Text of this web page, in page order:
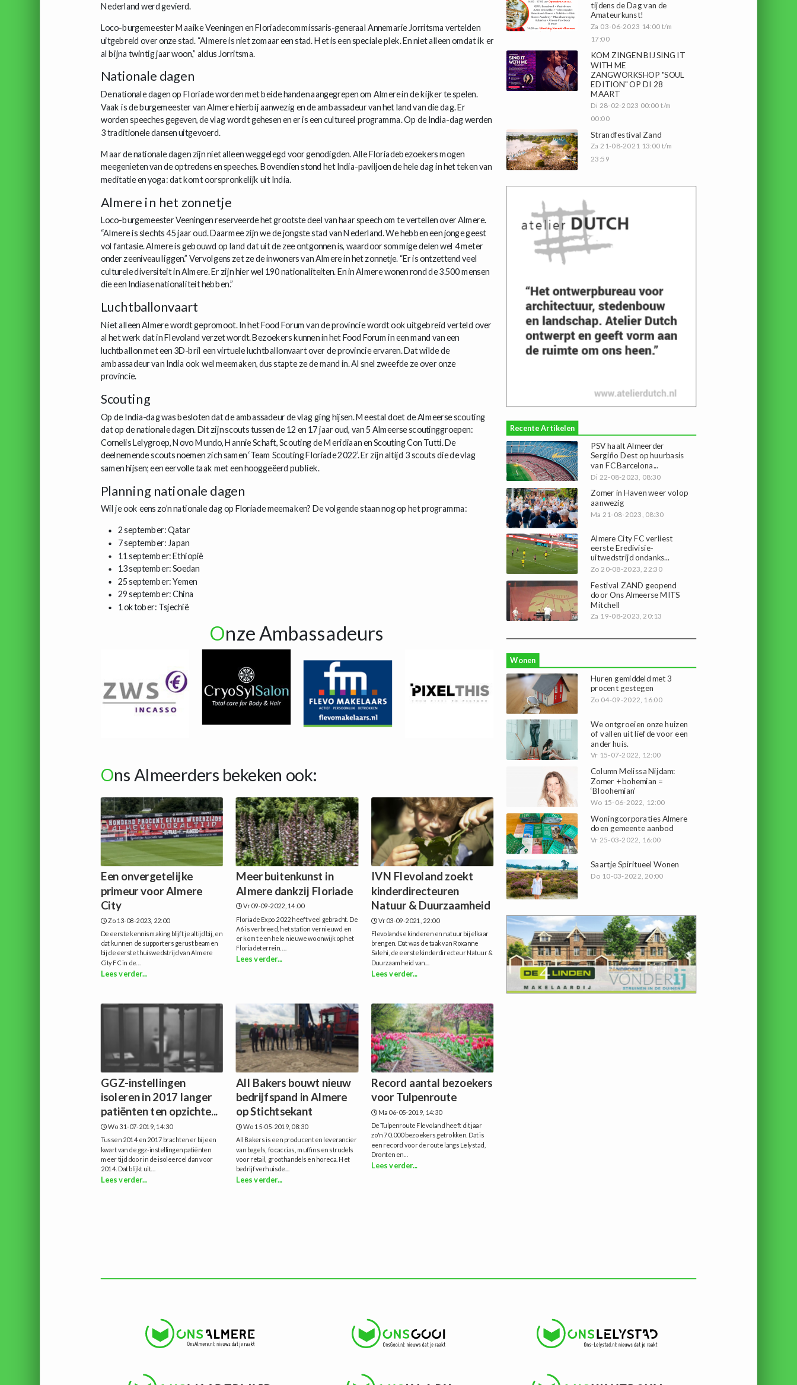
Nederland werd gevierd.
Loco-burgemeester Maaike Veeningen en Floriadecommissaris-generaal Annemarie Jorritsma vertelden
uitgebreid over onze stad. “Almere is niet zomaar een stad. Het is een speciale plek. En niet alleen omdat ik er
al bijna twintig jaar woon,” aldus Jorritsma.
Nationale dagen
De nationale dagen op Floriade worden met beide handen aangegrepen om Almere in de kijker te spelen.
Vaak is de burgemeester van Almere hierbij aanwezig en de ambassadeur van het land van die dag. Er
worden speeches gegeven, de vlag wordt gehesen en er is een cultureel programma. Op de India-dag werden
3 traditionele dansen uitgevoerd.
Maar de nationale dagen zijn niet alleen weggelegd voor genodigden. Alle Floriadebezoekers mogen
meegenieten van de optredens en speeches. Bovendien stond het India-paviljoen de hele dag in het teken van
meditatie en yoga: dat komt oorspronkelijk uit India.
Almere in het zonnetje
Loco-burgemeester Veeningen reserveerde het grootste deel van haar speech om te vertellen over Almere.
“Almere is slechts 45 jaar oud. Daarmee zijn we de jongste stad van Nederland. We hebben een jonge geest
vol fantasie. Almere is gebouwd op land dat uit de zee ontgonnen is, waardoor sommige delen wel 4 meter
onder zeeniveau liggen.” Vervolgens zet ze de inwoners van Almere in het zonnetje. “Er is ontzettend veel
culturele diversiteit in Almere. Er zijn hier wel 190 nationaliteiten. En in Almere wonen rond de 3.500 mensen
die een Indiase nationaliteit hebben.”
Luchtballonvaart
Niet alleen Almere wordt gepromoot. In het Food Forum van de provincie wordt ook uitgebreid verteld over
al het werk dat in Flevoland verzet wordt. Bezoekers kunnen in het Food Forum in een mand van een
luchtballon met een 3D-bril een virtuele luchtballonvaart over de provincie ervaren. Dat wilde de
ambassadeur van India ook wel meemaken, dus stapte ze de mand in. Al snel zweefde ze over onze
provincie.
Scouting
Op de India-dag was besloten dat de ambassadeur de vlag ging hijsen. Meestal doet de Almeerse scouting
dat op de nationale dagen. Dit zijn scouts tussen de 12 en 17 jaar oud, van 5 Almeerse scoutinggroepen:
Cornelis Lelygroep, Novo Mundo, Hannie Schaft, Scouting de Meridiaan en Scouting Con Tutti. De
deelnemende scouts noemen zich samen ‘Team Scouting Floriade 2022’. Er zijn altijd 3 scouts die de vlag
samen hijsen; een eervolle taak met een hooggeëerd publiek.
Planning nationale dagen
Wil je ook eens zo’n nationale dag op Floriade meemaken? De volgende staan nog op het programma:
2 september: Qatar
7 september: Japan
11 september: Ethiopië
13 september: Soedan
25 september: Yemen
29 september: China
1 oktober: Tsjechië
Onze Ambassadeurs
Ons Almeerders bekeken ook:
Een onvergetelijke
primeur voor Almere
City
Zo 13-08-2023, 22:00
De eerste kennismaking blijft je altijd bij, en
dat kunnen de supporters gerust beamen
bij de eerste thuiswedstrijd van Almere
City FC in de...
Lees verder...
Meer buitenkunst in
Almere dankzij Floriade
Vr 09-09-2022, 14:00
Floriade Expo 2022 heeft veel gebracht. De
A6 is verbreed, het station vernieuwd en
er komt een hele nieuwe woonwijk op het
Floriadeterrein....
Lees verder...
IVN Flevoland zoekt
kinderdirecteuren
Natuur & Duurzaamheid
Vr 03-09-2021, 22:00
Flevolandse kinderen en natuur bij elkaar
brengen. Dat was de taak van Roxanne
Salehi, de eerste kinderdirecteur Natuur &
Duurzaamheid van...
Lees verder...
GGZ-instellingen
isoleren in 2017 langer
patiënten ten opzichte...
Wo 31-07-2019, 14:30
Tussen 2014 en 2017 brachten er bij een
kwart van de ggz-instellingen patiënten
meer tijd door in de isoleercel dan voor
2014. Dat blijkt uit...
Lees verder...
All Bakers bouwt nieuw
bedrijfspand in Almere
op Stichtsekant
Wo 15-05-2019, 08:30
All Bakers is een producent en leverancier
van bagels, focaccias, muffins en strudels
voor retail, groothandels en horeca. Het
bedrijf verhuisde...
Lees verder...
Record aantal bezoekers
voor Tulpenroute
Ma 06-05-2019, 14:30
De Tulpenroute Flevoland heeft dit jaar
zo'n 70.000 bezoekers getrokken. Dat is
een record voor de route langs Lelystad,
Dronten en...
Lees verder...
tijdens de Dag van de
Amateurkunst!
Za 03-06-2023 14:00 t/m
17:00
KOM ZINGEN BIJ SING IT
WITH ME
ZANGWORKSHOP "SOUL
EDITION" OP DI 28
MAART
Di 28-02-2023 00:00 t/m
00:00
Strandfestival Zand
Za 21-08-2021 13:00 t/m
23:59
Recente Artikelen
PSV haalt Almeerder
Sergiño Dest op huurbasis
van FC Barcelona...
Di 22-08-2023, 08:30
Zomer in Haven weer volop
aanwezig
Ma 21-08-2023, 08:30
Almere City FC verliest
eerste Eredivisie-
uitwedstrijd ondanks...
Zo 20-08-2023, 22:30
Festival ZAND geopend
door Ons Almeerse MITS
Mitchell
Za 19-08-2023, 20:13
Wonen
Huren gemiddeld met 3
procent gestegen
Zo 04-09-2022, 16:00
We ontgroeien onze huizen
of vallen uit liefde voor een
ander huis.
Vr 15-07-2022, 12:00
Column Melissa Nijdam:
Zomer + bohemian =
‘Bloohemian’
Wo 15-06-2022, 12:00
Woningcorporaties Almere
doen gemeente aanbod
Vr 25-03-2022, 16:00
Saartje Spiritueel Wonen
Do 10-03-2022, 20:00